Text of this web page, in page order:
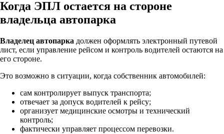
Когда ЭПЛ остается на стороне
владельца автопарка
Владелец автопарка должен оформлять электронный путевой
лист, если управление рейсом и контроль водителей остаются на
его стороне.
Это возможно в ситуации, когда собственник автомобилей:
сам контролирует выпуск транспорта;
отвечает за допуск водителей к рейсу;
организует медицинские осмотры и технический
контроль;
фактически управляет процессом перевозки.